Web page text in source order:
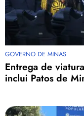
GOVERNO DE MINAS
Entrega de
inclui Patos de